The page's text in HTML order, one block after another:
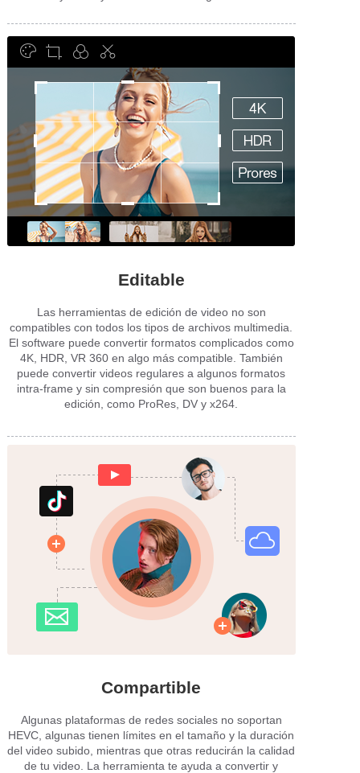
Editable
Las herramientas de edición de video no son
compatibles con todos los tipos de archivos multimedia.
El software puede convertir formatos complicados como
4K, HDR, VR 360 en algo más compatible. También
puede convertir videos regulares a algunos formatos
intra-frame y sin compresión que son buenos para la
edición, como ProRes, DV y x264.
Compartible
Algunas plataformas de redes sociales no soportan
HEVC, algunas tienen límites en el tamaño y la duración
del video subido, mientras que otras reducirán la calidad
de tu video. La herramienta te ayuda a convertir y